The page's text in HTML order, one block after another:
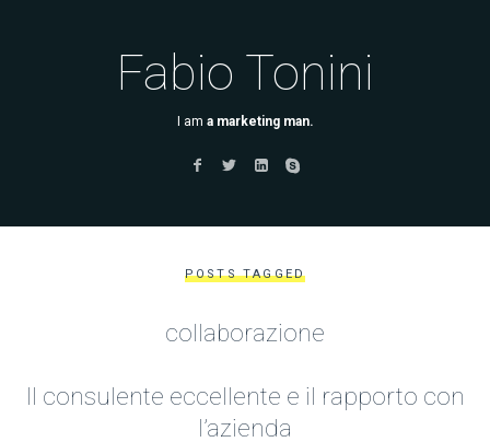
Fabio Tonini
I am a marketing man.
POSTS TAGGED
collaborazione
Il consulente eccellente e il rapporto con
l’azienda